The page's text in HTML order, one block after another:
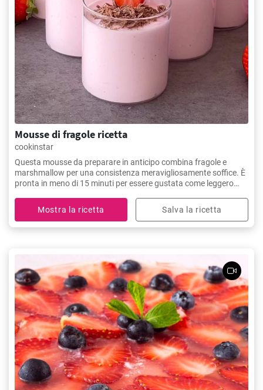
Mousse di fragole ricetta
cookinstar
Questa mousse da preparare in anticipo combina fragole e
marshmallow per una consistenza meravigliosamente soffice. È
pronta in meno di 15 minuti per essere gustata come leggero
Mostra la ricetta
Salva la ricetta